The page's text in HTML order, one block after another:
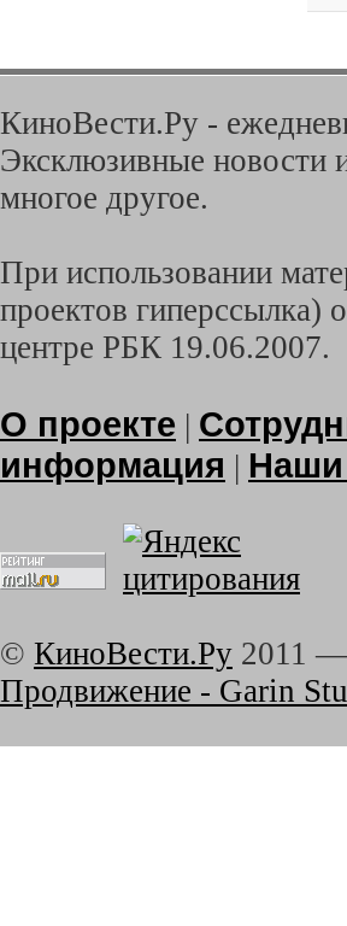
КиноВести.Ру -
Эксклюзивные новости
многое другое.
При использовании
проектов гиперссылка)
центре РБК 19.06.2007.
О проекте |
информация | Наши
© КиноВести.Ру 2011
Продвижение - Garin